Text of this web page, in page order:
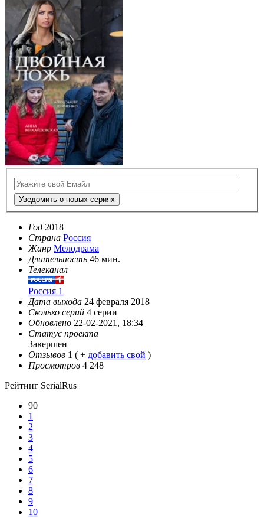
Уведомить о новых сериях
Год 2018
Страна Россия
Жанр Мелодрама
Длительность 46 мин.
Телеканал
Россия 1
Дата выхода 24 февраля 2018
Сколько серий 4 серии
Обновлено 22-02-2021, 18:34
Статус проекта
Завершен
Отзывов 1 ( + добавить свой )
Просмотров 4 248
Рейтинг SerialRus
90
1
2
3
4
5
6
7
8
9
10